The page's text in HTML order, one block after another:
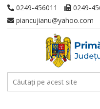
0249-456011
0249-
piancujianu@yahoo.com